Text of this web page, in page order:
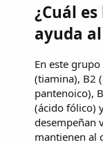
¿Cuál
ayuda
En este
(tiamina), B2
pantenoico),
(ácido fólico)
desempeñan
mantienen al